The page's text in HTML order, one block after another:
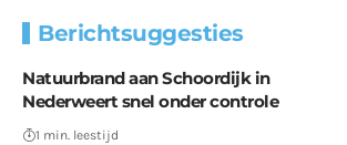
Berichtsuggesties
Natuurbrand aan Schoordijk in
Nederweert snel onder controle
1 min. leestijd